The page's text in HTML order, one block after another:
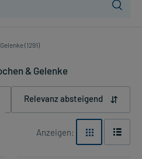
(1291)
& Gelenke
Relevanz absteigend
Anzeigen: